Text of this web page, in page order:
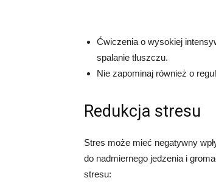
Ćwiczenia o wysokiej
spalanie tłuszczu.
Nie zapominaj również o
Redukcja stresu
Stres może mieć negatywny
do nadmiernego jedzenia i
stresu: